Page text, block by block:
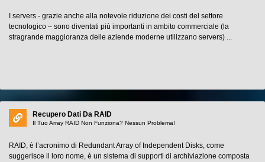
I servers - grazie anche alla notevole riduzione dei costi del settore
tecnologico – sono diventati più importanti in ambito commerciale (la
stragrande maggioranza delle aziende moderne utilizzano servers) ...
Recupero Dati Da RAID
Il Tuo Array RAID Non Funziona? Nessun Problema!
RAID, è l’acronimo di Redundant Array of Independent Disks, come
suggerisce il loro nome, è un sistema di supporti di archiviazione composta